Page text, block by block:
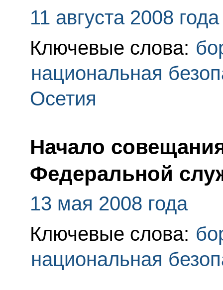
11 августа 2008 года
Ключевые слова:
национальная
Осетия
Начало
Федеральной
13 мая 2008 года
Ключевые слова:
национальная